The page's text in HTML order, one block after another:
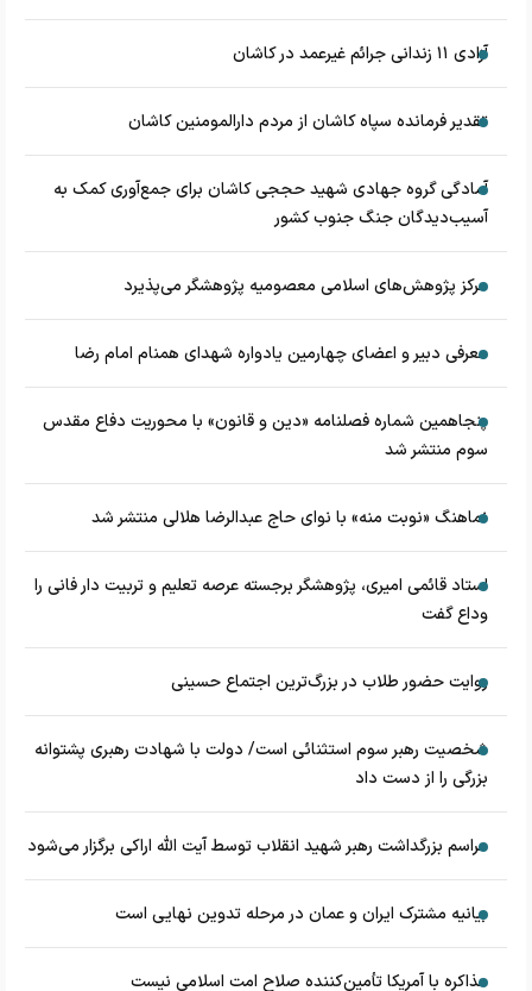
آزادی ۱۱ زندانی جرائم غیرعمد در کاشان
تقدیر فرمانده سپاه کاشان از مردم دارالمومنین کاشان
آمادگی گروه جهادی شهید حججی کاشان برای جمع‌آوری کمک به
آسیب‌دیدگان جنگ جنوب کشور
مرکز پژوهش‌های اسلامی معصومیه پژوهشگر می‌پذیرد
معرفی دبیر و اعضای چهارمین یادواره شهدای همنام امام رضا
پنجاهمین شماره فصلنامه «دین و قانون» با محوریت دفاع مقدس
سوم منتشر شد
نماهنگ «نوبت منه» با نوای حاج عبدالرضا هلالی منتشر شد
استاد قائمی امیری، پژوهشگر برجسته عرصه تعلیم و تربیت دار فانی را
وداع گفت
روایت حضور طلاب در بزرگ‌ترین اجتماع حسینی
شخصیت رهبر سوم استثنائی است/ دولت با شهادت رهبری پشتوانه
بزرگی را از دست داد
مراسم بزرگداشت رهبر شهید انقلاب توسط آیت الله اراکی برگزار می‌شود
بیانیه مشترک ایران و عمان در مرحله تدوین نهایی است
مذاکره با آمریکا تأمین‌کننده صلاح امت اسلامی نیست